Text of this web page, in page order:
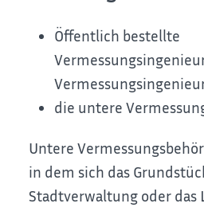
Öffentlich bestellte
die untere
Untere
in dem sich das
Stadtverwaltung oder das